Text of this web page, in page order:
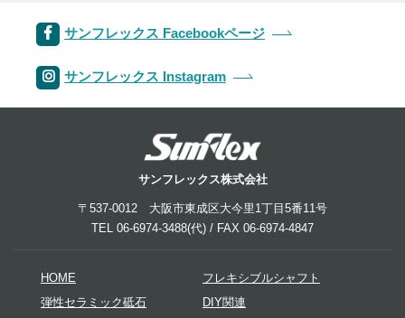
サンフレックス Facebookページ
サンフレックス Instagram
サンフレックス株式会社
〒537-0012 大阪市東成区大今里1丁目5番11号
TEL 06-6974-3488(代) / FAX 06-6974-4847
HOME
フレキシブルシャフト
弾性セラミック砥石
DIY関連